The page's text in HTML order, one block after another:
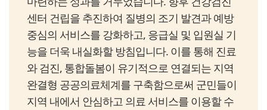
센터 건립을 추진하여 질병의 조기 발견과 예방
중심의 서비스를 강화하고, 응급실 및 입원실 기
능을 더욱 내실화할 방침입니다. 이를 통해 진료
와 검진, 통합돌봄이 유기적으로 연결되는 지역
완결형 공공의료체계를 구축함으로써 군민들이
지역 내에서 안심하고 의료 서비스를 이용할 수